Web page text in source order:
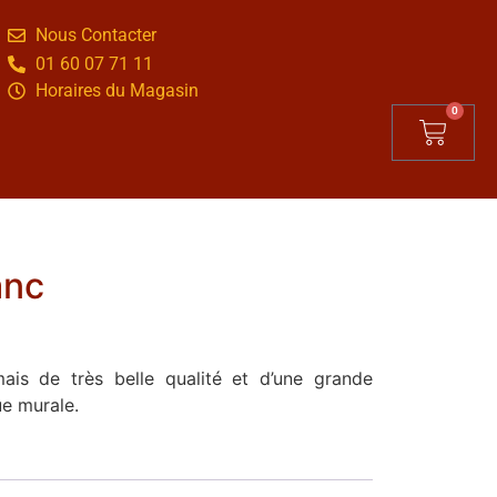
Nous Contacter
01 60 07 71 11
Horaires du Magasin
0
de très belle qualité et d’une grande
murale.